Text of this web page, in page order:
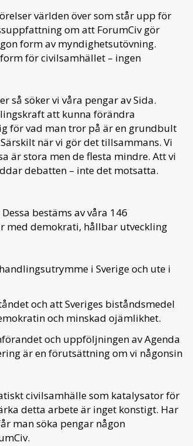
världen över som står upp för
om att ForumCiv gör
form av myndighetsutövning.
för civilsamhället – ingen
så söker vi våra pengar av Sida.
att kunna förändra
för vad man tror på är en grundbult
när vi gör det tillsammans. Vi
är stora men de flesta mindre. Att vi
debatten – inte det motsatta.
bestäms av våra 146
med demokrati, hållbar utveckling
i Sverige och ute i
och att Sveriges biståndsmedel
och minskad ojämlikhet.
och uppföljningen av Agenda
är en förutsättning om vi någonsin
civilsamhälle som katalysator för
detta arbete är inget konstigt. Har
man söka pengar någon